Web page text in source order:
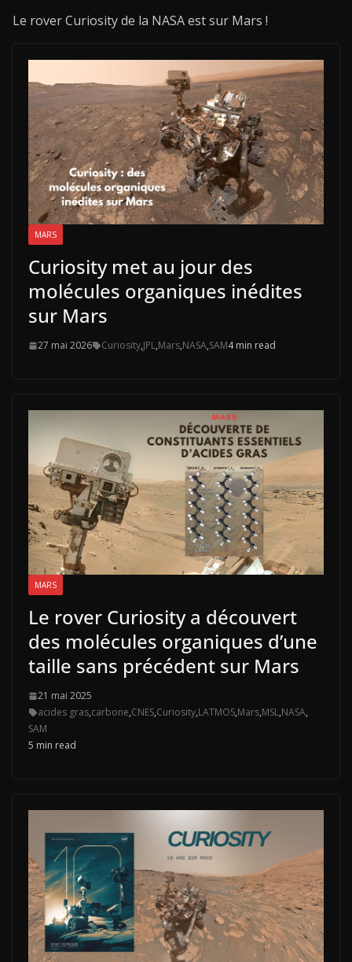
Le rover Curiosity de la NASA est sur Mars !
MARS
Curiosity met au jour des
molécules organiques inédites
sur Mars
27 mai 2026 Curiosity,JPL,Mars,NASA,SAM4 min read
MARS
Le rover Curiosity a découvert
des molécules organiques d’une
taille sans précédent sur Mars
21 mai 2025
acides gras,carbone,CNES,Curiosity,LATMOS,Mars,MSL,NASA,
SAM
5 min read